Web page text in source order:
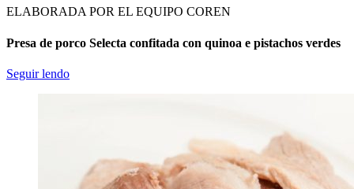
ELABORADA POR EL EQUIPO COREN
Presa de porco Selecta confitada con quinoa e pistachos verdes
Seguir lendo